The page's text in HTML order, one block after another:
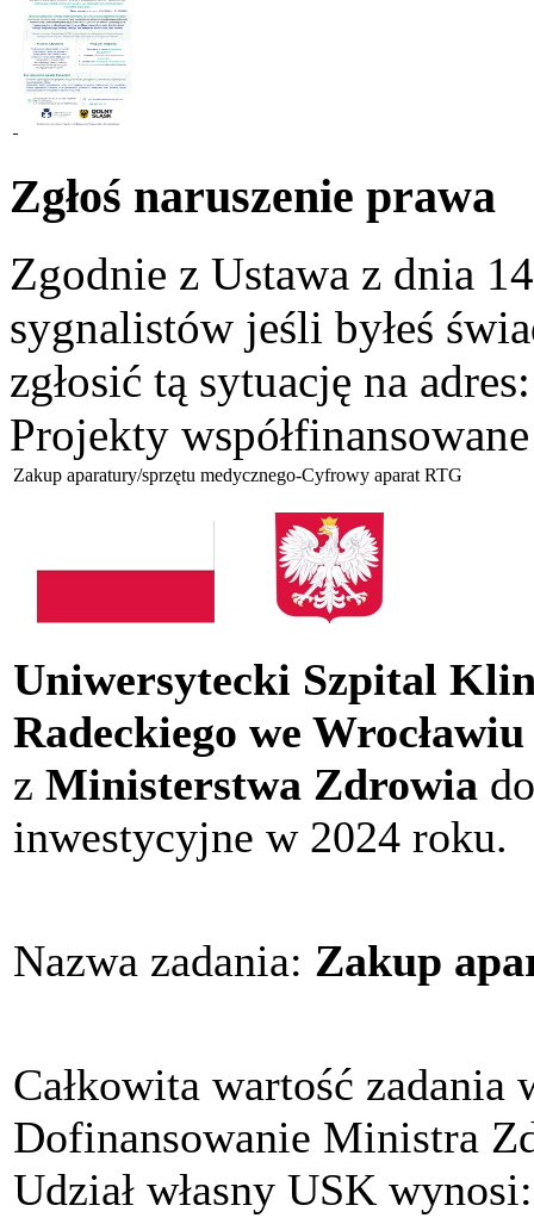
Zgłoś naruszenie prawa
Zgodnie z Ustawa z dnia
sygnalistów jeśli byłeś
zgłosić tą sytuację na
Projekty
Zakup aparatury/sprzętu medycznego-Cyfrowy aparat RTG
Uniwersytecki Szpital
Radeckiego we Wrocławiu
z Ministerstwa Zdrowia
inwestycyjne w 2024 roku.
Nazwa zadania: Zakup
Całkowita wartość
Dofinansowanie Ministra
Udział własny USK